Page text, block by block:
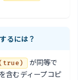
るには？
が同等で
含むディープコピ